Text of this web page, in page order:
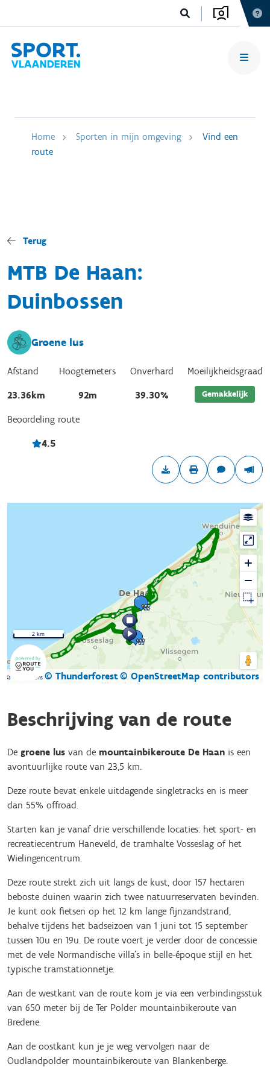
Home Sporten in mijn omgeving
Vind een
route
Terug
MTB De Haan:
Duinbossen
Groene lus
Afstand
23.36km
Hoogtemeters
92m
Onverhard
39.30%
Moeilijkheidsgraad
Gemakkelijk
Beoordeling route
4.5
Kaartgegevens © Thunderforest© OpenStreetMap contributors
2 km
Beschrijving van de route
De groene lus van de mountainbikeroute De Haan is een
avontuurlijke route van 23,5 km.
Deze route bevat enkele uitdagende singletracks en is meer
dan 55% offroad.
Starten kan je vanaf drie verschillende locaties: het sport- en
recreatiecentrum Haneveld, de tramhalte Vosseslag of het
Wielingencentrum.
Deze route strekt zich uit langs de kust, door 157 hectaren
beboste duinen waarin zich twee natuurreservaten bevinden.
Je kunt ook fietsen op het 12 km lange fijnzandstrand,
behalve tijdens het badseizoen van 1 juni tot 15 september
tussen 10u en 19u. De route voert je verder door de concessie
met de vele Normandische villa’s in belle-époque stijl en het
typische tramstationnetje.
Aan de westkant van de route kom je via een verbindingsstuk
van 650 meter bij de Ter Polder mountainbikeroute van
Bredene.
Aan de oostkant kun je je weg vervolgen naar de
Oudlandpolder mountainbikeroute van Blankenberge.